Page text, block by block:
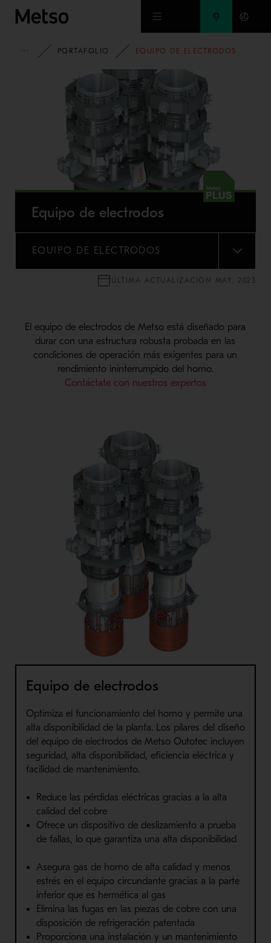
Ir al contenido principal
HOME
PORTAFOLIO EQUIPO DE ELECTRODOS
Equipo de electrodos
EQUIPO DE ELECTRODOS
MENU
ÚLTIMA ACTUALIZACIÓN MAY. 2023
El equipo de electrodos de Metso está diseñado para
durar con una estructura robusta probada en las
condiciones de operación más exigentes para un
rendimiento ininterrumpido del horno.
Contáctate con nuestros expertos
Equipo de electrodos
Optimiza el funcionamiento del horno y permite una
alta disponibilidad de la planta. Los pilares del diseño
del equipo de electrodos de Metso Outotec incluyen
seguridad, alta disponibilidad, eficiencia eléctrica y
facilidad de mantenimiento.
Reduce las pérdidas eléctricas gracias a la alta
calidad del cobre
Ofrece un dispositivo de deslizamiento a prueba
de fallas, lo que garantiza una alta disponibilidad
Asegura gas de horno de alta calidad y menos
estrés en el equipo circundante gracias a la parte
inferior que es hermética al gas
Elimina las fugas en las piezas de cobre con una
disposición de refrigeración patentada
Proporciona una instalación y un mantenimiento